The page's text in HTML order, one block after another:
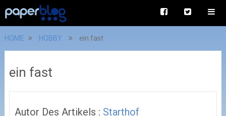
HOME HOBBY ein fast
ein fast
Autor Des Artikels : Starthof